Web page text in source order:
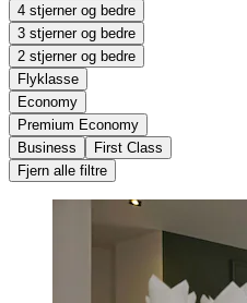
4 stjerner og bedre
3 stjerner og bedre
2 stjerner og bedre
Flyklasse
Economy
Premium Economy
Business
First Class
Fjern alle filtre